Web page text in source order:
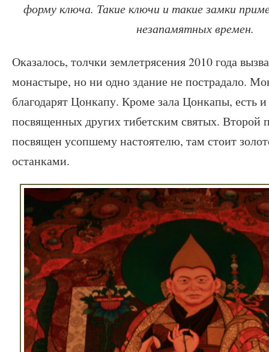
форму ключа. Такие ключи и такие замки
незапамятных времен.
Оказалось, толчки землетрясения 2010 года
монастыре, но ни одно здание не пострадало.
благодарят Цонкапу. Кроме зала Цонкапы, есть
посвященных других тибетским святых. Второй
посвящен усопшему настоятелю, там стоит
останками.